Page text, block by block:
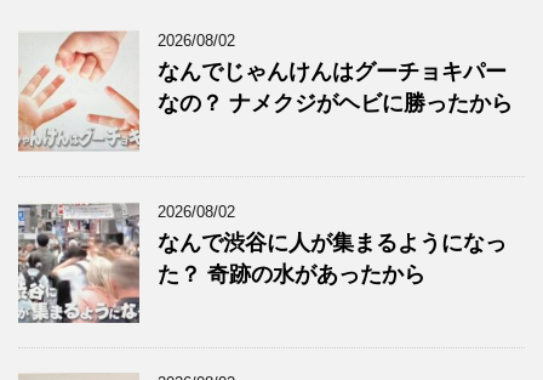
2026/08/02
なんでじゃんけんはグーチョキパー
なの？ ナメクジがヘビに勝ったから
2026/08/02
なんで渋谷に人が集まるようになっ
た？ 奇跡の水があったから